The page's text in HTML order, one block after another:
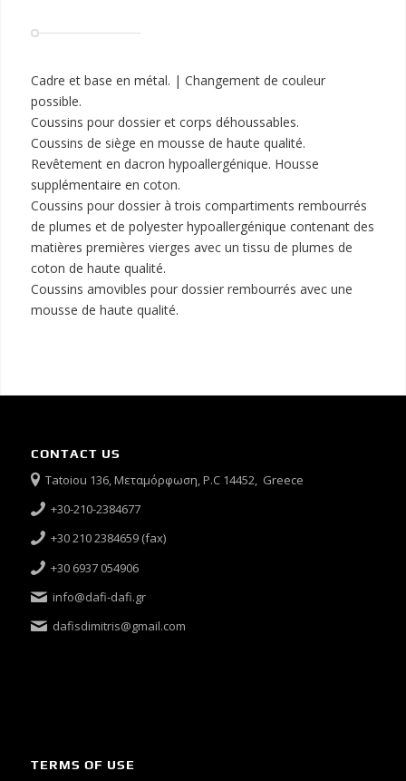
Cadre et base en métal. | Changement de couleur
possible.
Coussins pour dossier et corps déhoussables.
Coussins de siège en mousse de haute qualité.
Revêtement en dacron hypoallergénique. Housse
supplémentaire en coton.
Coussins pour dossier à trois compartiments rembourrés
de plumes et de polyester hypoallergénique contenant des
matières premières vierges avec un tissu de plumes de
coton de haute qualité.
Coussins amovibles pour dossier rembourrés avec une
mousse de haute qualité.
CONTACT US
Tatoiou 136, Μεταμόρφωση, P.C 14452, Greece
+30-210-2384677
+30 210 2384659 (fax)
+30 6937 054906
info@dafi-dafi.gr
dafisdimitris@gmail.com
TERMS OF USE